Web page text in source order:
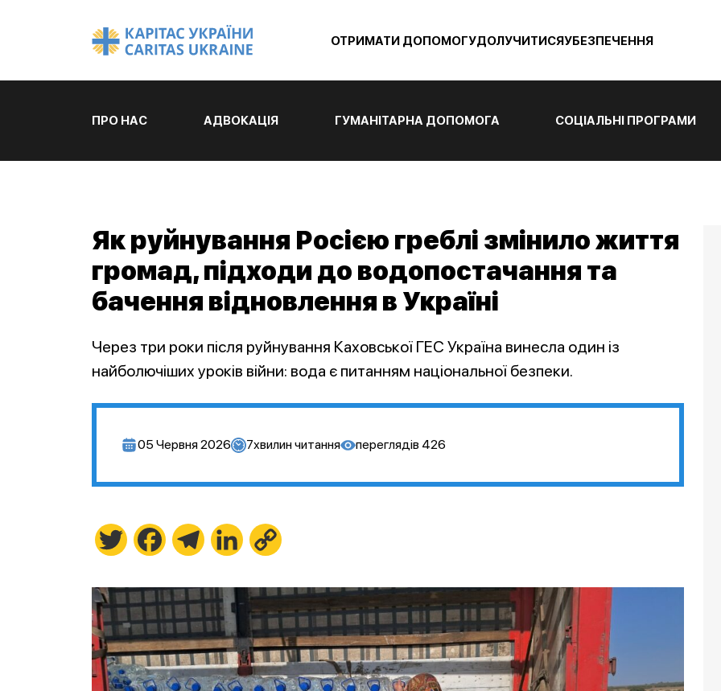
ОТРИМАТИ ДОПОМОГУДОЛУЧИТИСЯУБЕЗПЕЧЕННЯ
ПРО НАС АДВОКАЦІЯ ГУМАНІТАРНА ДОПОМОГА СОЦІАЛЬНІ ПРОГРАМИ
Як руйнування Росією греблі змінило життя
громад, підходи до водопостачання та
бачення відновлення в Україні
Через три роки після руйнування Каховської ГЕС Україна винесла один із
найболючіших уроків війни: вода є питанням національної безпеки.
05 Червня 2026 7хвилин читання переглядів 426
Twitter FacebookTelegramLinkedIn